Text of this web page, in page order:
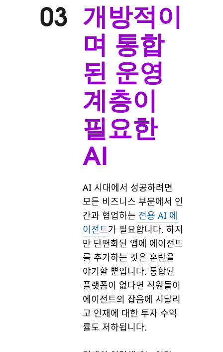
03 개방적이
며 통합
된 운영
계층이
필요한
AI
AI 시대에서 성공하려면
모든 비즈니스 부문에서 인
간과 협업하는 전용 AI 에
이전트가 필요합니다. 하지
만 단편화된 앱에 에이전트
를 추가하는 것은 혼란을
야기할 뿐입니다. 통합된
플랫폼이 없다면 직원들이
에이전트의 잡음에 시달리
고 인재에 대한 투자 수익
률도 저하됩니다.